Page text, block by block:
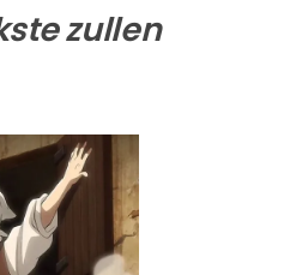
zullen